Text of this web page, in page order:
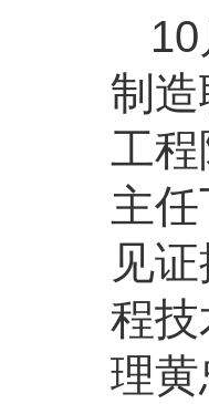
制
工
主
见
程
理